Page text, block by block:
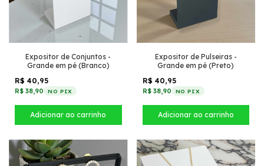
Expositor de Conjuntos -
Grande em pé (Branco)
R$ 40,95
R$ 38,90 NO PIX
Expositor de Pulseiras -
Grande em pé (Preto)
R$ 40,95
R$ 38,90 NO PIX